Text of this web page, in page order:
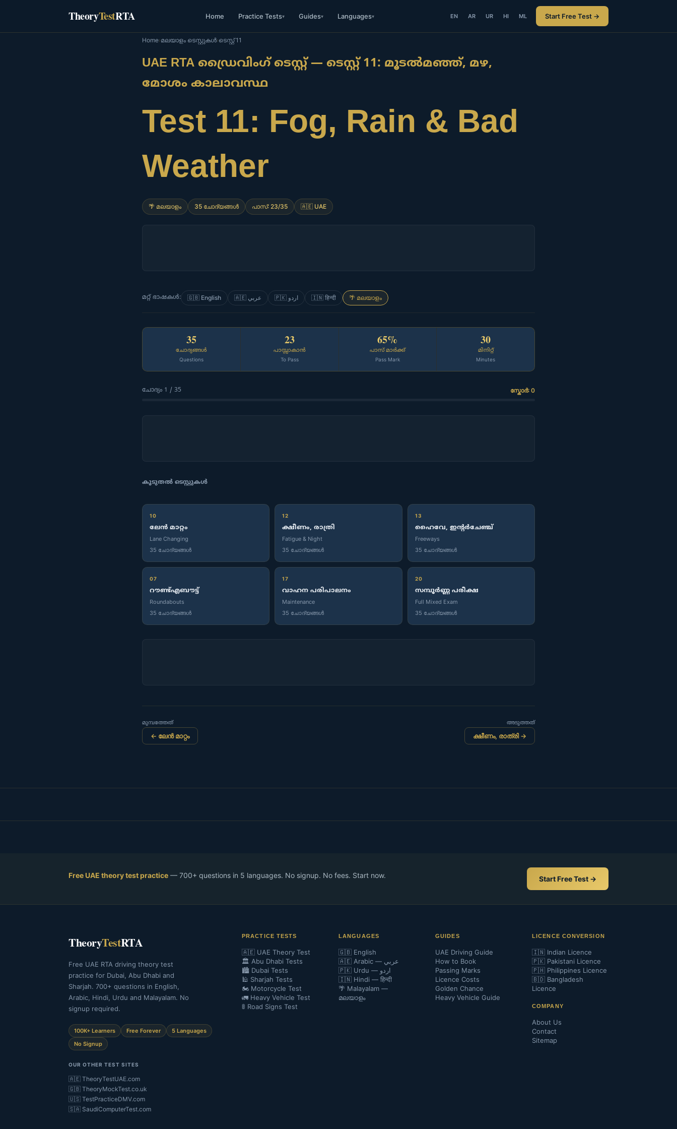
content
TheoryTestRTA Home Practice Tests▾ Guides▾ Languages▾ EN AR UR HI ML Start Free Test →
Home›മലയാളം ടെസ്റ്റുകൾ›ടെസ്റ്റ് 11
UAE RTA ഡ്രൈവിംഗ് ടെസ്റ്റ് — ടെസ്റ്റ് 11: മൂടൽമഞ്ഞ്, മഴ,
മോശം കാലാവസ്ഥ
Test 11: Fog, Rain & Bad
Weather
🌴 മലയാളം 35 ചോദ്യങ്ങൾ പാസ്: 23/35 🇦🇪 UAE
മറ്റ് ഭാഷകൾ: 🇬🇧 English 🇦🇪 عربي 🇵🇰 اردو 🇮🇳 हिन्दी 🌴 മലയാളം
35
ചോദ്യങ്ങൾ
Questions
23
പാസ്സാകാൻ
To Pass
65%
പാസ് മാർക്ക്
Pass Mark
30
മിനിറ്റ്
Minutes
ചോദ്യം 1 / 35 സ്കോർ: 0
കൂടുതൽ ടെസ്റ്റുകൾ
10
ലേൻ മാറ്റം
Lane Changing
35 ചോദ്യങ്ങൾ
12
ക്ഷീണം, രാത്രി
Fatigue & Night
35 ചോദ്യങ്ങൾ
13
ഹൈവേ, ഇന്റർചേഞ്ച്
Freeways
35 ചോദ്യങ്ങൾ
07
റൗണ്ട്എബൗട്ട്
Roundabouts
35 ചോദ്യങ്ങൾ
17
വാഹന പരിപാലനം
Maintenance
35 ചോദ്യങ്ങൾ
20
സമ്പൂർണ്ണ പരീക്ഷ
Full Mixed Exam
35 ചോദ്യങ്ങൾ
മുമ്പത്തേത്
← ലേൻ മാറ്റം
അടുത്തത്
ക്ഷീണം, രാത്രി →
Free UAE theory test practice — 700+ questions in 5 languages. No signup. No fees. Start now. Start Free Test →
TheoryTestRTA
Free UAE RTA driving theory test
practice for Dubai, Abu Dhabi and
Sharjah. 700+ questions in English,
Arabic, Hindi, Urdu and Malayalam. No
signup required.
100K+ Learners Free Forever
5 Languages
No Signup
OUR OTHER TEST SITES
🇦🇪 TheoryTestUAE.com
🇬🇧 TheoryMockTest.co.uk
🇺🇸 TestPracticeDMV.com
🇸🇦 SaudiComputerTest.com
PRACTICE TESTS
🇦🇪 UAE Theory Test
🏛️ Abu Dhabi Tests
🏙️ Dubai Tests
🕌 Sharjah Tests
🏍️ Motorcycle Test
🚛 Heavy Vehicle Test
🚦 Road Signs Test
LANGUAGES
🇬🇧 English
🇦🇪 Arabic — عربي
🇵🇰 Urdu — اردو
🇮🇳 Hindi — हिन्दी
🌴 Malayalam —
മലയാളം
GUIDES
UAE Driving Guide
How to Book
Passing Marks
Licence Costs
Golden Chance
Heavy Vehicle Guide
LICENCE CONVERSION
🇮🇳 Indian Licence
🇵🇰 Pakistani Licence
🇵🇭 Philippines Licence
🇧🇩 Bangladesh
Licence
COMPANY
About Us
Contact
Sitemap